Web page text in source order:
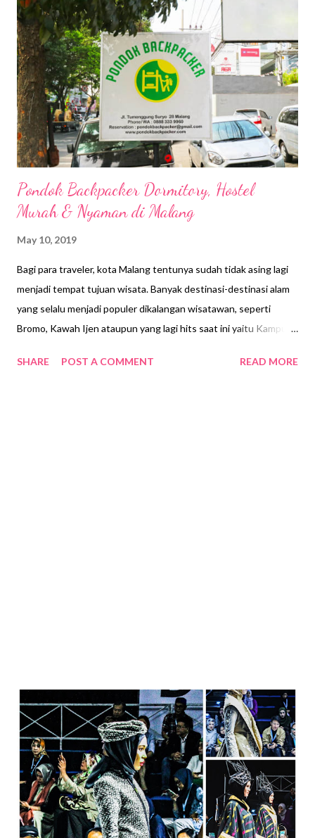
jadi saya menitipkan ransel di resepsionis. Saya putuskan jalan-
jalan pagi tak jauh dari penginapan, kali saja ada rumah makan
yang sudah buka. Bingung juga jalan paginya mau kemana, saya
ambil jalan belok kanan dari penginapan, ngga perlu nyeberang.
Udara pagi membuat saya nyaman berjalan kaki sambil
mengamati keadaan sekeliling yang mulai...
Pondok Backpacker Dormitory, Hostel
Murah & Nyaman di Malang
May 10, 2019
Bagi para traveler, kota Malang tentunya sudah tidak asing lagi
menjadi tempat tujuan wisata. Banyak destinasi-destinasi alam
yang selalu menjadi populer dikalangan wisatawan, seperti
Bromo, Kawah Ijen ataupun yang lagi hits saat ini yaitu Kampung
Malang untuk urusan pekerjaan. Biasanya saya selalu start dari
SHARE POST A COMMENT READ MORE